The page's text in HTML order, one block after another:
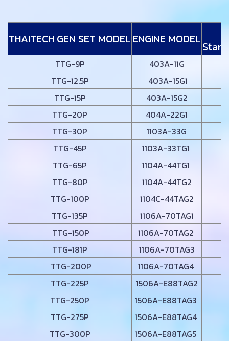
THAITECH GEN SET MODELENGINE MODEL
TTG-9P
403A-11G
TTG-12.5P
403A-15G1
TTG-15P
403A-15G2
TTG-20P
404A-22G1
TTG-30P
1103A-33G
TTG-45P
1103A-33TG1
TTG-65P
1104A-44TG1
TTG-80P
1104A-44TG2
TTG-100P
1104C-44TAG2
TTG-135P
1106A-70TAG1
TTG-150P
1106A-70TAG2
TTG-181P
1106A-70TAG3
TTG-200P
1106A-70TAG4
TTG-225P
1506A-E88TAG2
TTG-250P
1506A-E88TAG3
TTG-275P
1506A-E88TAG4
TTG-300P
1506A-E88TAG5